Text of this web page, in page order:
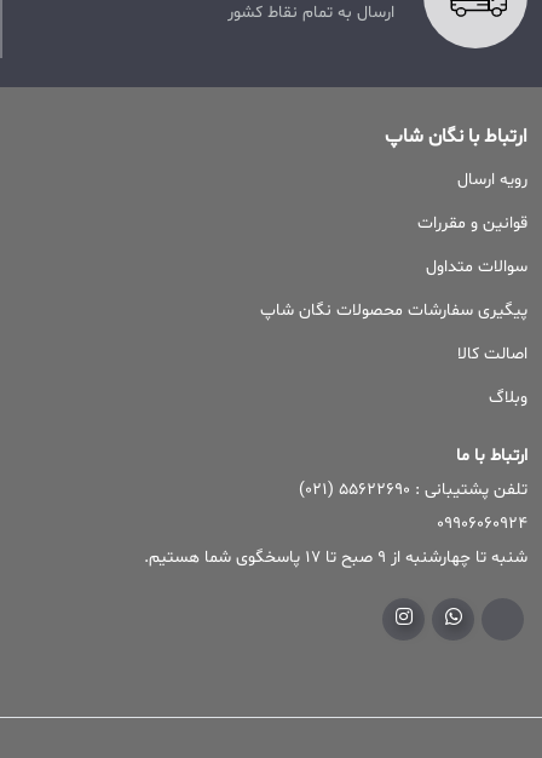
ارسال به تمام نقاط کشور
ارتباط با نگان شاپ
رویه ارسال
قوانین و مقررات
سوالات متداول
پیگیری سفارشات محصولات نگان شاپ
اصالت کالا
وبلاگ
ارتباط با ما
تلفن پشتیبانی : ۵۵۶۲۲۶۹۰ (۰۲۱)
09906060924
شنبه تا چهارشنبه از 9 صبح تا 17 پاسخگوی شما هستیم.